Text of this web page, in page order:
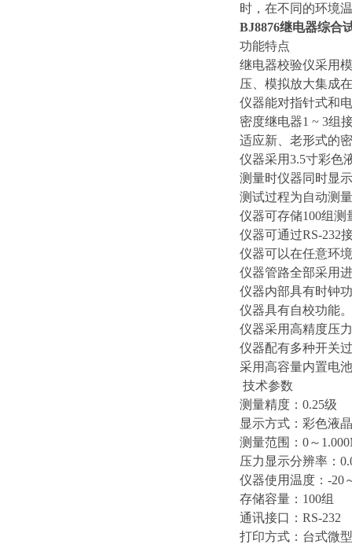
时，在不同的环境
BJ8876继电器综合
功能特点
继电器校验仪采用
压、模拟放大集成
仪器能对指针式和
密度继电器1 ~ 3组
适应新、老形式的
仪器采用3.5寸彩色
测量时仪器同时显
测试过程为自动测
仪器可存储100组
仪器可通过RS-232
仪器可以在任意环
仪器管路全部采用
仪器内部具有时钟
仪器具有自校功能
仪器采用高精度压
仪器配有多种开关
采用高容量内置电
技术参数
测量精度：0.25级
显示方式：彩色液
测量范围：0～
压力显示分辨率：
仪器使用温度：-20
存储容量：100组
通讯接口：RS-232
打印方式：台式微